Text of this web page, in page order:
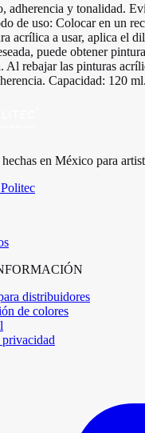
adherencia y tonalidad.
de uso: Colocar en un
acrílica a usar, aplica el
puede obtener
Al rebajar las pinturas
Capacidad: 120 ml.
en México para
distribuidores
de colores